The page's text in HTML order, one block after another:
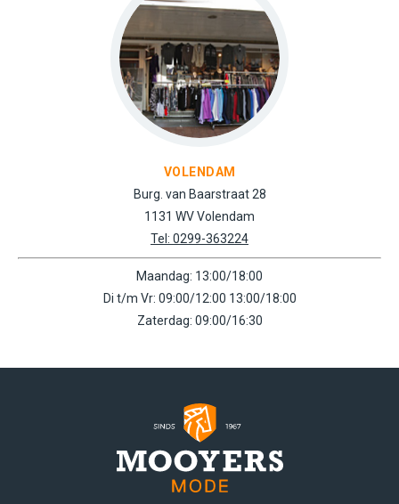
VOLENDAM
Burg. van Baarstraat 28
1131 WV Volendam
Tel: 0299-363224
Maandag: 13:00/18:00
Di t/m Vr: 09:00/12:00 13:00/18:00
Zaterdag: 09:00/16:30